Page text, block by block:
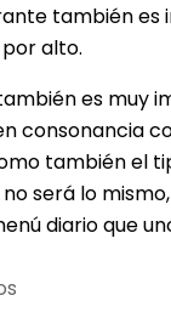
también es
alto.
es muy
consonancia
también el
será lo
diario que